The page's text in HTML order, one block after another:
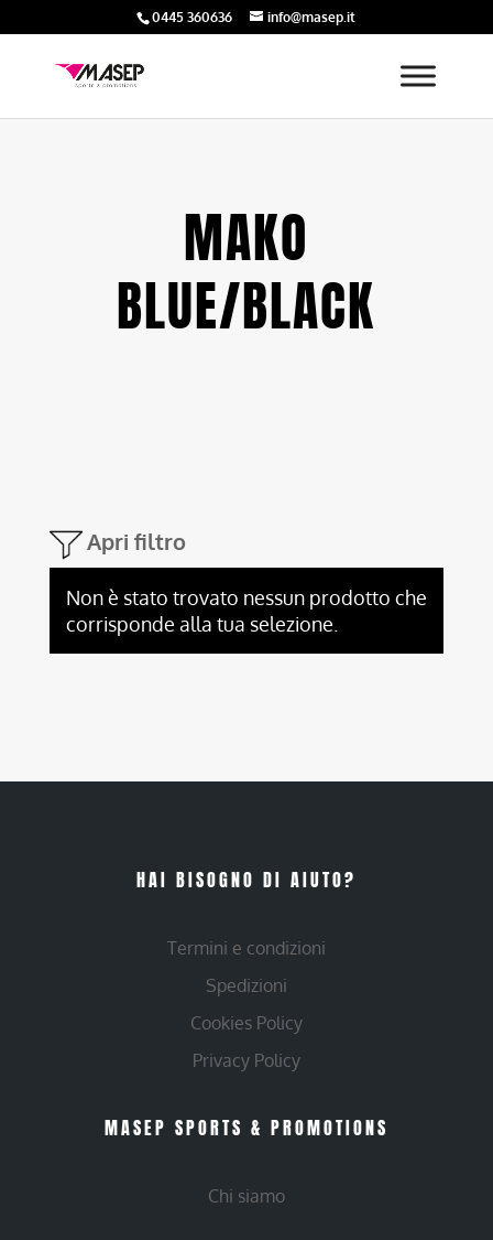
0445 360636 info@masep.it
MAKO
BLUE/BLACK
Apri filtro
Non è stato trovato nessun prodotto che
corrisponde alla tua selezione.
HAI BISOGNO DI AIUTO?
Termini e condizioni
Spedizioni
Cookies Policy
Privacy Policy
MASEP SPORTS & PROMOTIONS
Chi siamo